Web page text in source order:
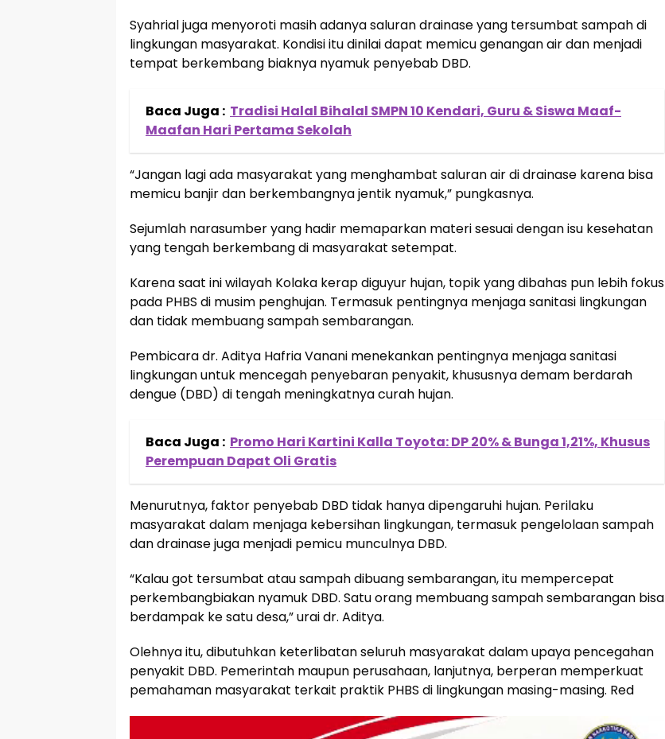
Syahrial juga menyoroti masih adanya saluran drainase yang tersumbat sampah di
lingkungan masyarakat. Kondisi itu dinilai dapat memicu genangan air dan menjadi
tempat berkembang biaknya nyamuk penyebab DBD.
Baca Juga : Tradisi Halal Bihalal SMPN 10 Kendari, Guru & Siswa Maaf-
Maafan Hari Pertama Sekolah
“Jangan lagi ada masyarakat yang menghambat saluran air di drainase karena bisa
memicu banjir dan berkembangnya jentik nyamuk,” pungkasnya.
Sejumlah narasumber yang hadir memaparkan materi sesuai dengan isu kesehatan
yang tengah berkembang di masyarakat setempat.
Karena saat ini wilayah Kolaka kerap diguyur hujan, topik yang dibahas pun lebih fokus
pada PHBS di musim penghujan. Termasuk pentingnya menjaga sanitasi lingkungan
dan tidak membuang sampah sembarangan.
Pembicara dr. Aditya Hafria Vanani menekankan pentingnya menjaga sanitasi
lingkungan untuk mencegah penyebaran penyakit, khususnya demam berdarah
dengue (DBD) di tengah meningkatnya curah hujan.
Baca Juga : Promo Hari Kartini Kalla Toyota: DP 20% & Bunga 1,21%, Khusus
Perempuan Dapat Oli Gratis
Menurutnya, faktor penyebab DBD tidak hanya dipengaruhi hujan. Perilaku
masyarakat dalam menjaga kebersihan lingkungan, termasuk pengelolaan sampah
dan drainase juga menjadi pemicu munculnya DBD.
“Kalau got tersumbat atau sampah dibuang sembarangan, itu mempercepat
perkembangbiakan nyamuk DBD. Satu orang membuang sampah sembarangan bisa
berdampak ke satu desa,” urai dr. Aditya.
Olehnya itu, dibutuhkan keterlibatan seluruh masyarakat dalam upaya pencegahan
penyakit DBD. Pemerintah maupun perusahaan, lanjutnya, berperan memperkuat
pemahaman masyarakat terkait praktik PHBS di lingkungan masing-masing. Red